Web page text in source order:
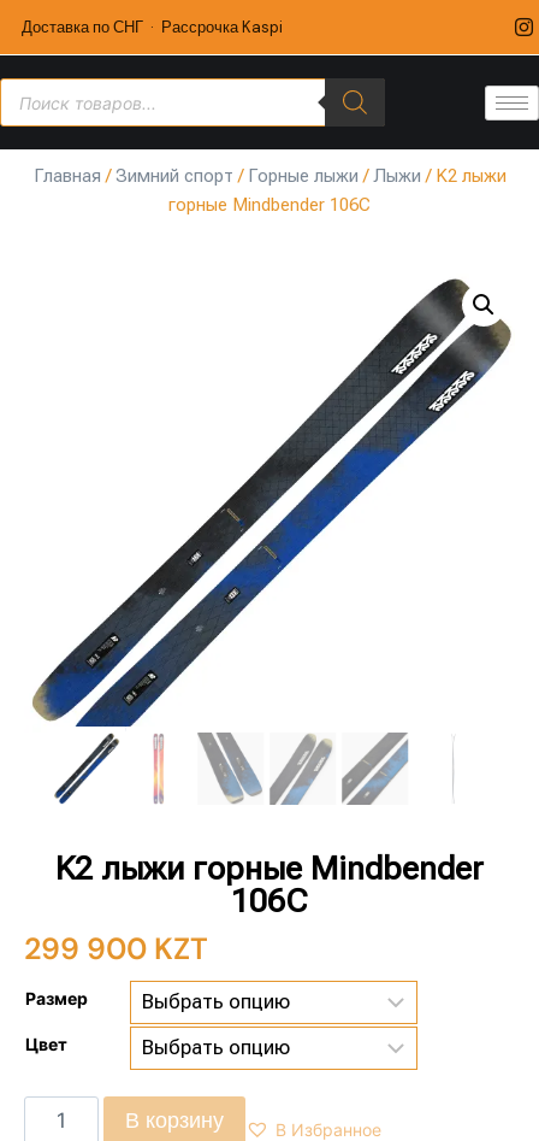
Доставка по СНГ · Рассрочка Kaspi
Главная /Зимний спорт / Горные лыжи /Лыжи / K2 лыжи
горные Mindbender 106C
K2 лыжи горные Mindbender
106C
299 900 KZT
Размер
Цвет
В корзину В Избранное